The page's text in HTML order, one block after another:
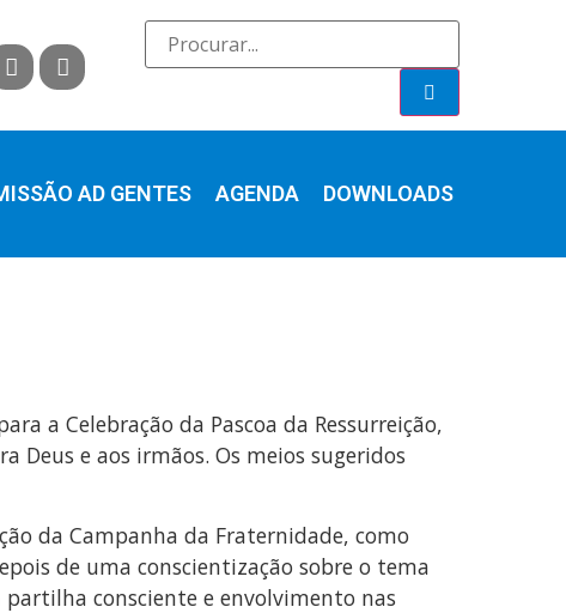
AD GENTES AGENDA DOWNLOADS
a Celebração da Pascoa da Ressurreição,
e aos irmãos. Os meios sugeridos
da Campanha da Fraternidade, como
de uma conscientização sobre o tema
consciente e envolvimento nas